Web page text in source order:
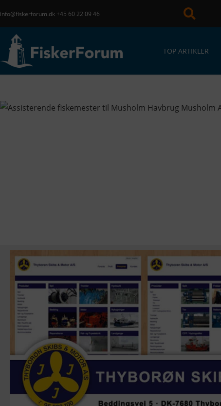
info@fiskerforum.dk +45 60 22 09 46
TOP ARTIKLER